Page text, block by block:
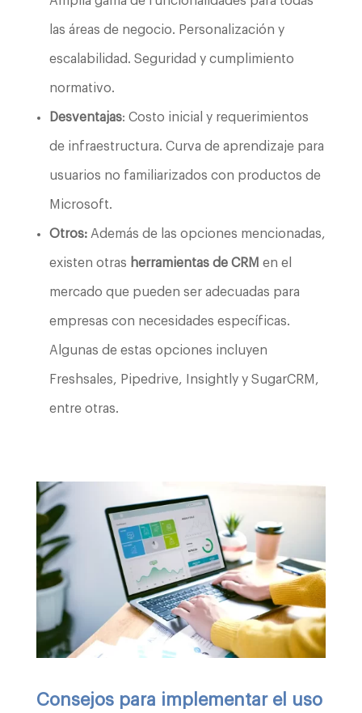
las áreas de negocio. Personalización y
escalabilidad. Seguridad y cumplimiento
normativo.
Desventajas: Costo inicial y requerimientos
de infraestructura. Curva de aprendizaje para
usuarios no familiarizados con productos de
Microsoft.
Otros: Además de las opciones mencionadas,
existen otras herramientas de CRM en el
mercado que pueden ser adecuadas para
empresas con necesidades específicas.
Algunas de estas opciones incluyen
Freshsales, Pipedrive, Insightly y SugarCRM,
entre otras.
Consejos para implementar el uso